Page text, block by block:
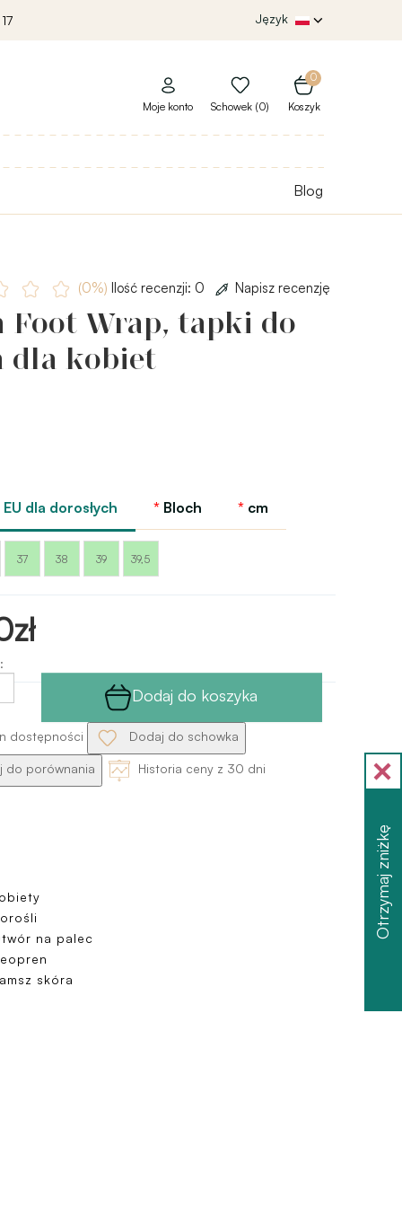
Język
0
Koszyk
Moje konto Schowek (0)
Blog
(0%) Ilość recenzji: 0 Napisz recenzję
Foot Wrap, tapki do
dla kobiet
dla dorosłych Bloch cm
37 38 39 39,5
Dodaj do koszyka
dostępności Dodaj do schowka
do porównania Historia ceny z 30 dni
na palec
skóra
Otrzymaj zniżkę